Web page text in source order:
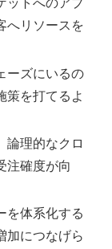
ットへのアプ
へリソースを
ーズにいるの
策を打てるよ
論理的なクロ
注確度が向
を体系化する
加につなげら